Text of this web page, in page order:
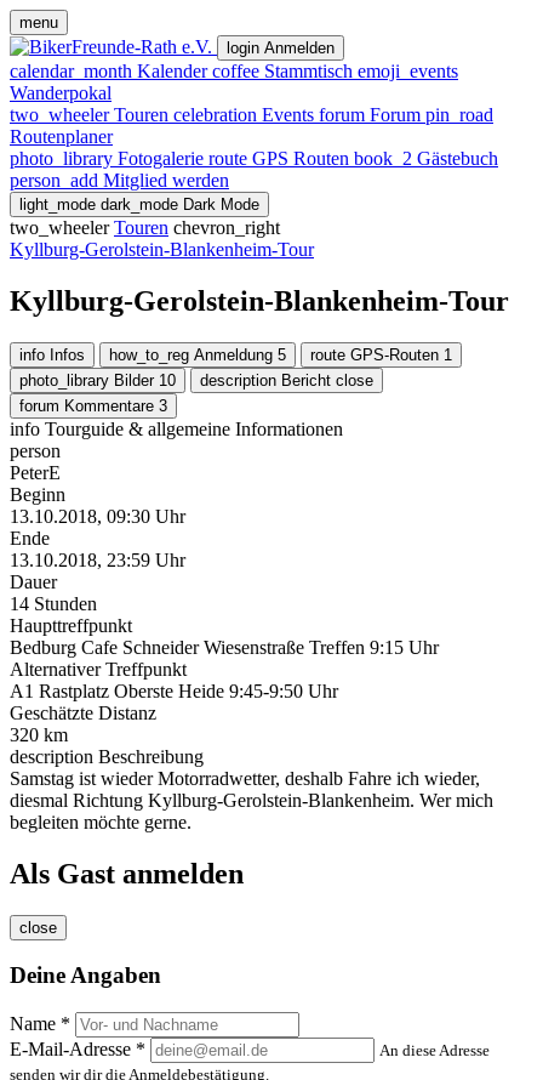
menu
login Anmelden
calendar_month Kalender coffee Stammtisch emoji_events
Wanderpokal
two_wheeler Touren celebration Events forum Forum pin_road
Routenplaner
photo_library Fotogalerie route GPS Routen book_2 Gästebuch
person_add Mitglied werden
light_mode dark_mode Dark Mode
two_wheeler Touren chevron_right
Kyllburg-Gerolstein-Blankenheim-Tour
Kyllburg-Gerolstein-Blankenheim-Tour
info Infos how_to_reg Anmeldung 5 route GPS-Routen 1
photo_library Bilder 10 description Bericht close
forum Kommentare 3
info Tourguide & allgemeine Informationen
person
PeterE
Beginn
13.10.2018, 09:30 Uhr
Ende
13.10.2018, 23:59 Uhr
Dauer
14 Stunden
Haupttreffpunkt
Bedburg Cafe Schneider Wiesenstraße Treffen 9:15 Uhr
Alternativer Treffpunkt
A1 Rastplatz Oberste Heide 9:45-9:50 Uhr
Geschätzte Distanz
320 km
description Beschreibung
Samstag ist wieder Motorradwetter, deshalb Fahre ich wieder,
diesmal Richtung Kyllburg-Gerolstein-Blankenheim. Wer mich
begleiten möchte gerne.
Als Gast anmelden
close
Deine Angaben
Name *
E-Mail-Adresse *
An diese Adresse
senden wir dir die Anmeldebestätigung.